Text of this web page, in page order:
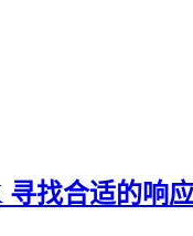
寻找合适的响